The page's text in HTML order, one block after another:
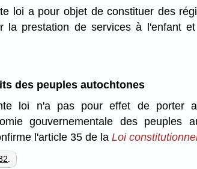
loi a pour objet de constituer des
la prestation de services à l'enfant
des peuples autochtones
loi n'a pas pour effet de porter
gouvernementale des peuples
l'article 35 de laLoi